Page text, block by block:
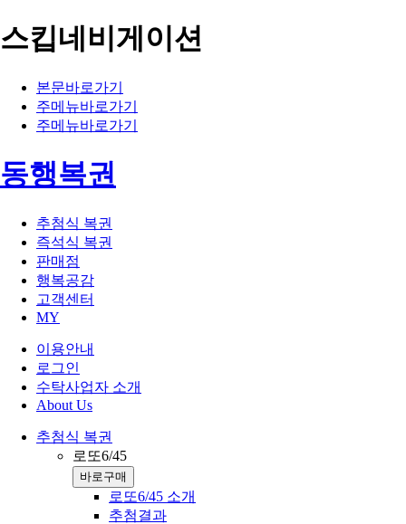
스킵네비게이션
본문바로가기
주메뉴바로가기
주메뉴바로가기
동행복권
추첨식 복권
즉석식 복권
판매점
행복공감
고객센터
MY
이용안내
로그인
수탁사업자 소개
About Us
추첨식 복권
로또6/45
바로구매
로또6/45 소개
추첨결과